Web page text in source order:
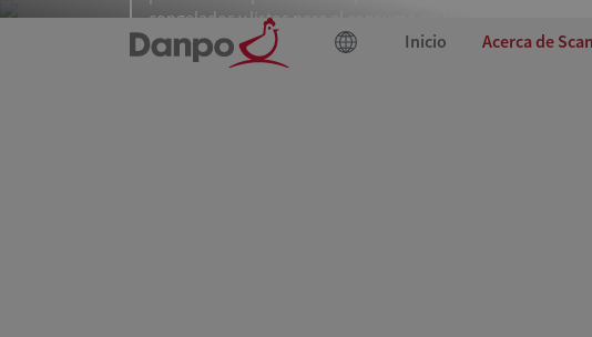
Inicio Acerca de
congelados y listos para el consumo en los países
nórdicos e Irlanda.